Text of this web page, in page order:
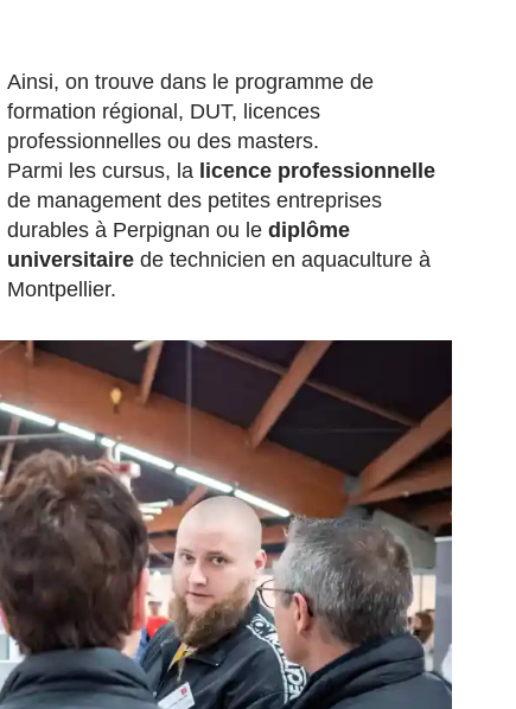
Ainsi, on trouve dans le programme de
formation régional, DUT, licences
professionnelles ou des masters.
Parmi les cursus, la licence professionnelle
de management des petites entreprises
durables à Perpignan ou le diplôme
universitaire de technicien en aquaculture à
Montpellier.